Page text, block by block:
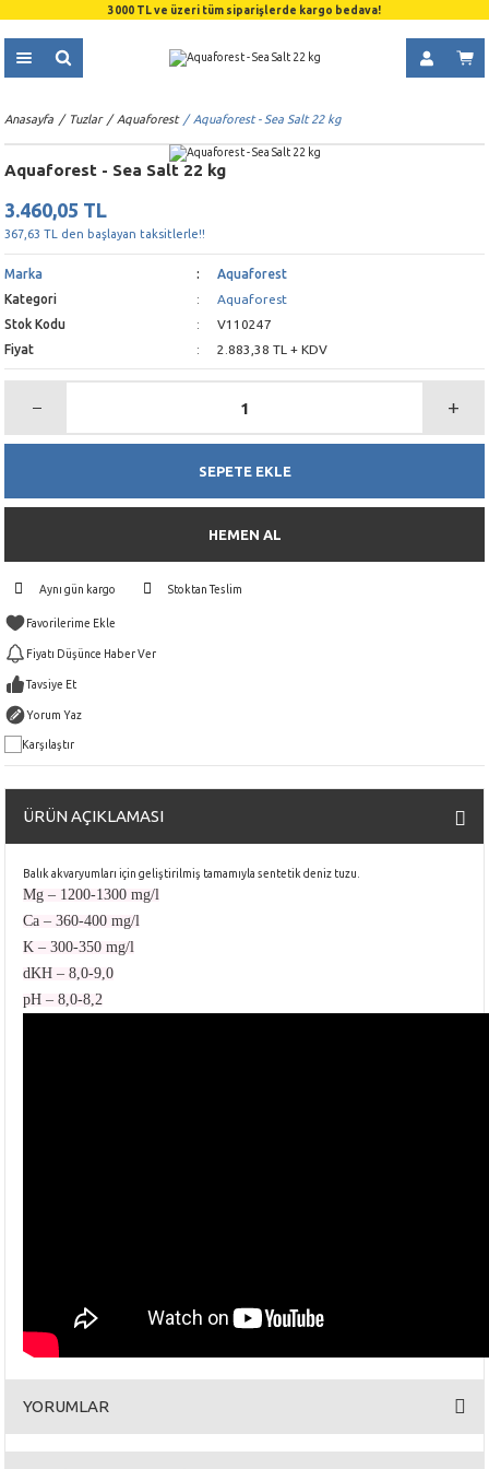
3000 TL ve üzeri tüm siparişlerde kargo bedava!
Anasayfa Tuzlar Aquaforest Aquaforest - Sea Salt 22 kg
Aquaforest - Sea Salt 22 kg
3.460,05 TL
367,63 TL den başlayan taksitlerle!!
Marka
Aquaforest
Kategori
Aquaforest
Stok Kodu
V110247
Fiyat
2.883,38 TL + KDV
SEPETE EKLE
HEMEN AL
Aynı gün kargo Stoktan Teslim
Fiyatı Düşünce Haber Ver
Tavsiye Et
Yorum Yaz
Karşılaştır
ÜRÜN AÇIKLAMASI
Balık akvaryumları için geliştirilmiş tamamıyla sentetik deniz tuzu.
Mg – 1200-1300 mg/l
Ca – 360-400 mg/l
K – 300-350 mg/l
dKH – 8,0-9,0
pH – 8,0-8,2
YORUMLAR